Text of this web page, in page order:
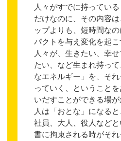
人々がすでに持ってい
だけなのに、その内容
ップよりも、短時間な
パクトを与え変化を起こ
人々が、生きたい、幸
たい、など生まれ持っ
なエネルギー」を、そ
っていく、ということ
いだすことができる場が
人は「おとな」になる
社員、大人、役人など
書に拘束される時がそ